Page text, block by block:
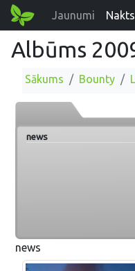
Jaunumi
Albūms
Sākums Bounty
news
news